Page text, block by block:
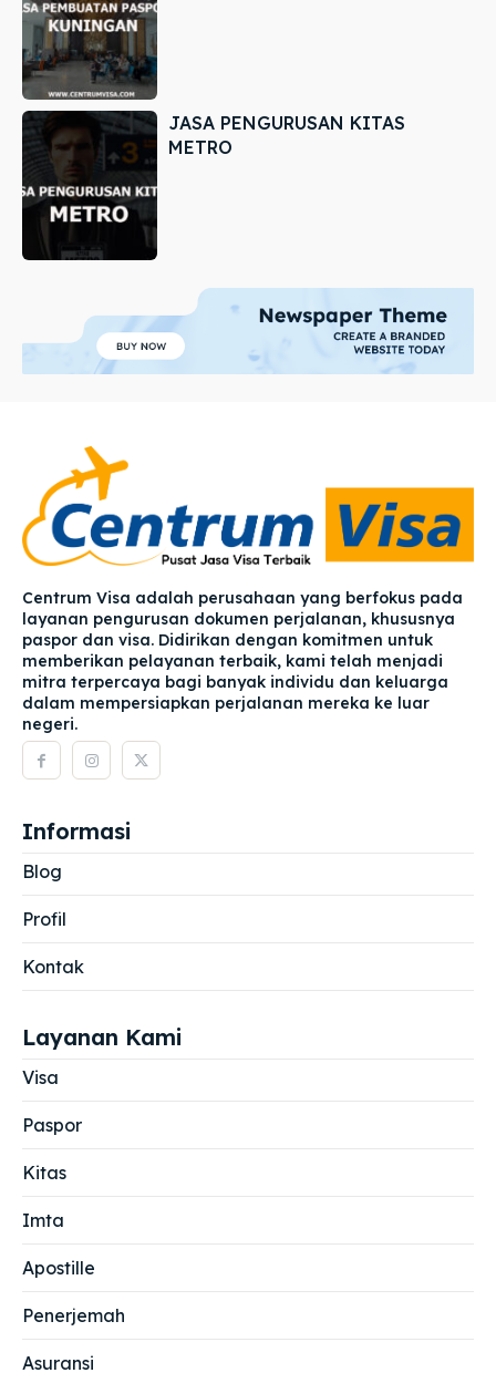
JASA PENGURUSAN KITAS
METRO
Centrum Visa adalah perusahaan yang berfokus pada
layanan pengurusan dokumen perjalanan, khususnya
paspor dan visa. Didirikan dengan komitmen untuk
memberikan pelayanan terbaik, kami telah menjadi
mitra terpercaya bagi banyak individu dan keluarga
dalam mempersiapkan perjalanan mereka ke luar
negeri.
Informasi
Blog
Profil
Kontak
Layanan Kami
Visa
Paspor
Kitas
Imta
Apostille
Penerjemah
Asuransi